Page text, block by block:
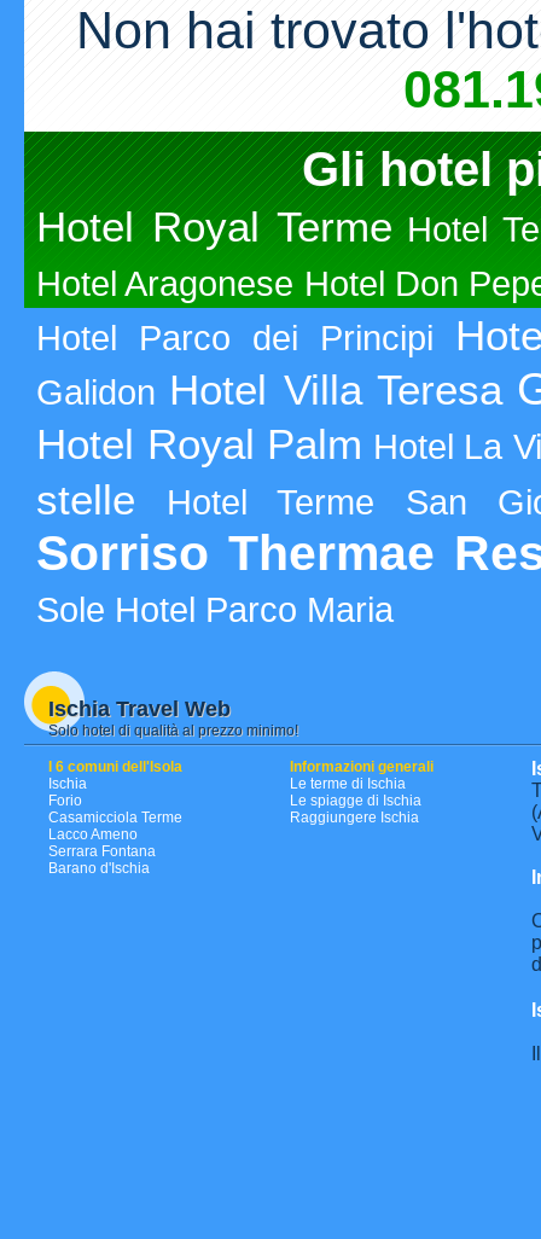
Non hai trovato
Gli hotel
Hotel Royal Terme Hotel
Hotel Aragonese Hotel Don
Hotel Parco dei Principi
Galidon Hotel Villa Teresa
Hotel Royal Palm Hotel La
stelle Hotel Terme San
Sorriso Thermae
Sole Hotel Parco Maria
Ischia Travel Web
Solo hotel di qualità al prezzo minimo!
I 6 comuni dell'Isola
Ischia
Forio
Casamicciola Terme
Lacco Ameno
Serrara Fontana
Barano d'Ischia
Informazioni generali
Le terme di Ischia
Le spiagge di Ischia
Raggiungere Ischia